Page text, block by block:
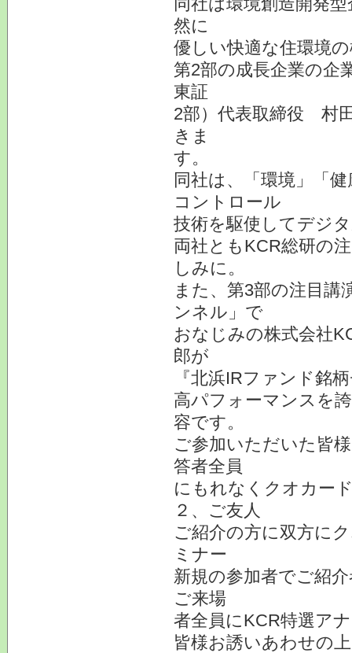
然に
優しい快適な住環境
第2部の成長企業の
東証
2部）代表取締役 村
きま
す。
同社は、「環境」「
コントロール
技術を駆使してデジ
両社ともKCR総研の
しみに。
また、第3部の注目
ンネル」で
おなじみの株式会社
郎が
『北浜IRファンド銘
高パフォーマンスを
容です。
ご参加いただいた皆
答者全員
にもれなくクオカー
２、ご友人
ご紹介の方に双方に
ミナー
新規の参加者でご紹
ご来場
者全員にKCR特選ア
皆様お誘いあわせの